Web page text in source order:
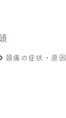
頭痛の症状・原因